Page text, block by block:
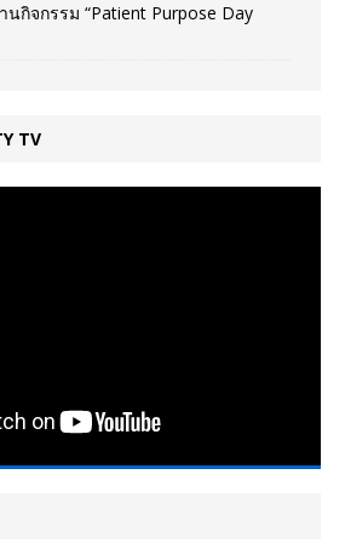
กิจกรรม “Patient Purpose Day
TV